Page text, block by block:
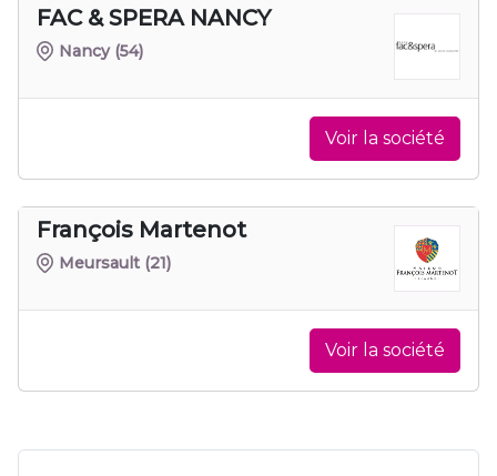
FAC & SPERA NANCY
Nancy (54)
Voir la société
François Martenot
Meursault (21)
Voir la société